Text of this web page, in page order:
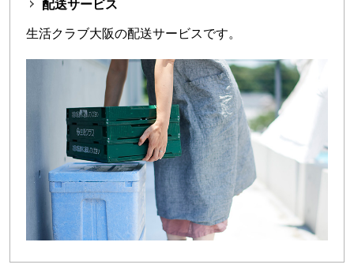
配送サービス
生活クラブ大阪の配送サービスです。